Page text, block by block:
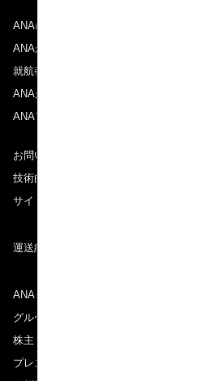
ANAについて
ANAからのお知らせ
就航都市
ANAがお約束する体験
ANAマイレージクラブ
お問い合わせ
技術的なお問い合わせ（推奨環境）
サイトマップ
運送約款
ANAグループについて
グループ企業一覧
株主・投資家情報
プレスリリース